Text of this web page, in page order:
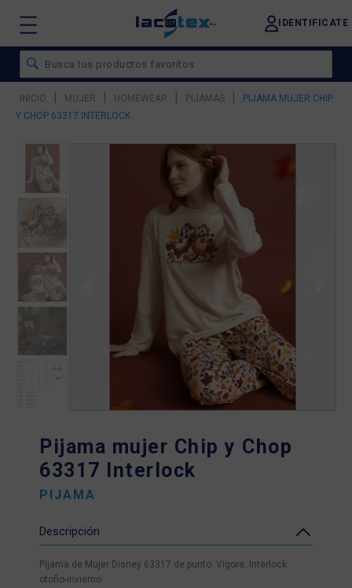
IDENTIFICATE
INICIO | MUJER | HOMEWEAR | PIJAMAS |
PIJAMA MUJER CHIP
Y CHOP 63317 INTERLOCK
Pijama mujer Chip y Chop
63317 Interlock
PIJAMA
Descripción
Pijama de Mujer Disney 63317 de punto. Vigore. Interlock.
otoño-invierno